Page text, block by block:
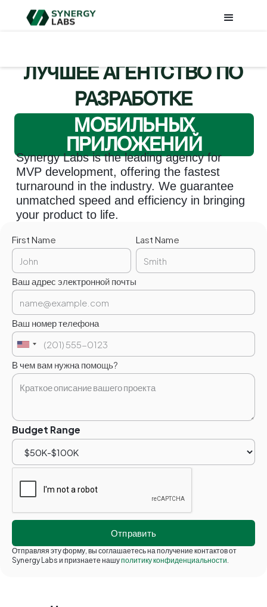
ЛУЧШЕЕ АГЕНТСТВО ПО
РАЗРАБОТКЕ
МОБИЛЬНЫХ
ПРИЛОЖЕНИЙ
Synergy Labs is the leading agency for
MVP development, offering the fastest
turnaround in the industry. We guarantee
unmatched speed and efficiency in bringing
your product to life.
First Name Last Name
Ваш адрес электронной почты
Ваш номер телефона
В чем вам нужна помощь?
Budget Range
Отправляя эту форму, вы соглашаетесь на получение контактов от
Synergy Labs и признаете нашуполитику конфиденциальности